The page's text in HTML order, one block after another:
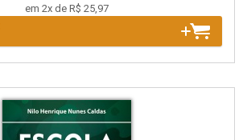
em 2x de R$ 25,97